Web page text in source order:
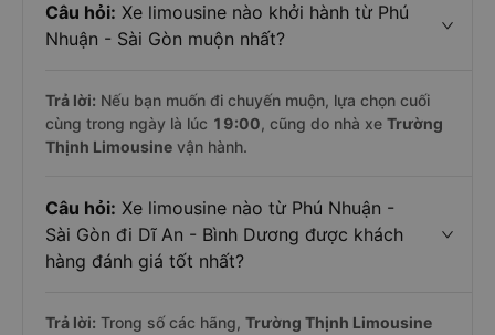
Câu hỏi: Xe limousine nào khởi hành từ Phú
Nhuận - Sài Gòn muộn nhất?
Trả lời: Nếu bạn muốn đi chuyến muộn, lựa chọn cuối
cùng trong ngày là lúc 19:00, cũng do nhà xe Trường
Thịnh Limousine vận hành.
Câu hỏi: Xe limousine nào từ Phú Nhuận -
Sài Gòn đi Dĩ An - Bình Dương được khách
hàng đánh giá tốt nhất?
Trả lời: Trong số các hãng, Trường Thịnh Limousine